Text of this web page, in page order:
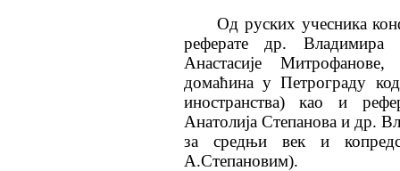
Од руских учесника
реферате др. Владимира
Анастасије
домаћина у Петрограду
иностранства) као и
Анатолија Степанова и др.
за средњи век и
А.Степановим).